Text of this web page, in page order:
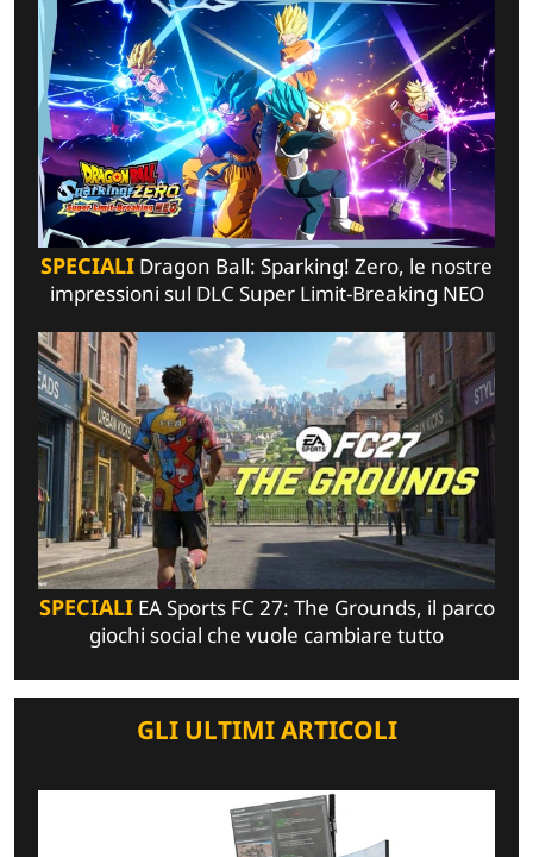
SPECIALI Dragon Ball: Sparking! Zero, le nostre
impressioni sul DLC Super Limit-Breaking NEO
SPECIALIEA Sports FC 27: The Grounds, il parco
giochi social che vuole cambiare tutto
GLI ULTIMI ARTICOLI